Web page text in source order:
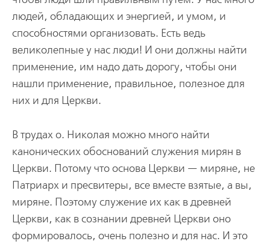
людей, обладающих и энергией, и умом, и
способностями организовать. Есть ведь
великолепные у нас люди! И они должны найти
применение, им надо дать дорогу, чтобы они
нашли применение, правильное, полезное для
них и для Церкви.
В трудах о. Николая можно много найти
канонических обоснований служения мирян в
Церкви. Потому что основа Церкви — миряне, не
Патриарх и пресвитеры, все вместе взятые, а вы,
миряне. Поэтому служение их как в древней
Церкви, как в сознании древней Церкви оно
формировалось, очень полезно и для нас. И это